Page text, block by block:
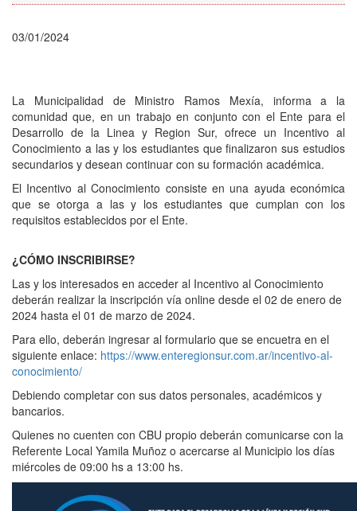
03/01/2024
La Municipalidad de Ministro Ramos Mexía, informa a la
comunidad que, en un trabajo en conjunto con el Ente para el
Desarrollo de la Linea y Region Sur, ofrece un Incentivo al
Conocimiento a las y los estudiantes que finalizaron sus estudios
secundarios y desean continuar con su formación académica.
El Incentivo al Conocimiento consiste en una ayuda económica
que se otorga a las y los estudiantes que cumplan con los
requisitos establecidos por el Ente.
¿CÓMO INSCRIBIRSE?
Las y los interesados en acceder al Incentivo al Conocimiento
deberán realizar la inscripción vía online desde el 02 de enero de
2024 hasta el 01 de marzo de 2024.
Para ello, deberán ingresar al formulario que se encuetra en el
siguiente enlace: https://www.enteregionsur.com.ar/incentivo-al-
conocimiento/
Debiendo completar con sus datos personales, académicos y
bancarios.
Quienes no cuenten con CBU propio deberán comunicarse con la
Referente Local Yamila Muñoz o acercarse al Municipio los días
miércoles de 09:00 hs a 13:00 hs.